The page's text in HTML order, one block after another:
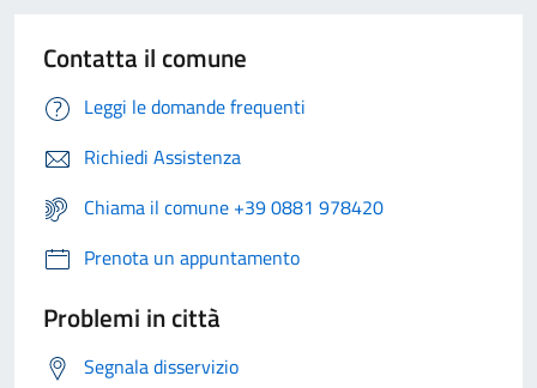
Contatta il comune
Leggi le domande frequenti
Richiedi Assistenza
Chiama il comune +39 0881 978420
Prenota un appuntamento
Problemi in città
Segnala disservizio